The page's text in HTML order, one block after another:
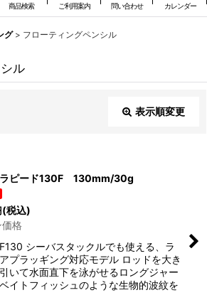
商品検索 ご利用案内 問い合わせ カレンダー
グ > フローティングペンシル
ル
表示順変更
絞り込む
ピード130F 130mm/30g
(税込)
格
シーバスタックルでも使える、ラ
プラッギング対応モデル ロッドを大き
いて水面直下を泳がせるロングジャー
イトフィッシュのような生物的波紋を